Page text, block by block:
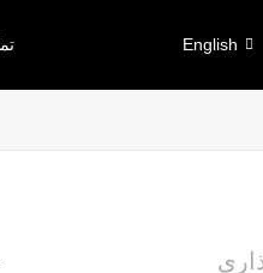
English